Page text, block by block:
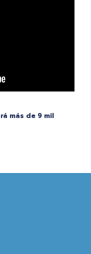
más de 9 mil